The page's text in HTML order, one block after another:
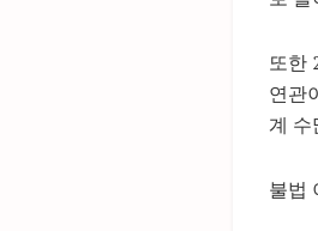
또한
연관
계
불법